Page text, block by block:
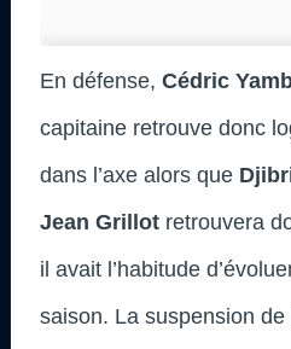
En défense, Cédric
capitaine retrouve donc
dans l’axe alors que
Jean Grillot retrouvera
il avait l’habitude
saison. La suspension de